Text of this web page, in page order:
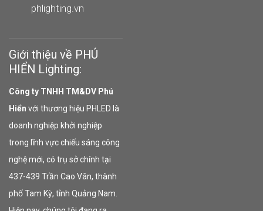
phlighting.vn
Giới thiệu về PHÚ
HIỂN Lighting:
Công ty TNHH TM&DV Phú
Hiển với thương hiệu PHLED là
doanh nghiệp khởi nghiệp
trong lĩnh vực chiếu sáng công
nghệ mới, có trụ sở chính tại
437-439 Trần Cao Vân, thành
phố Tam Kỳ, tỉnh Quảng Nam.